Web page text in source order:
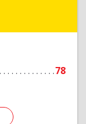
78
Камень г,